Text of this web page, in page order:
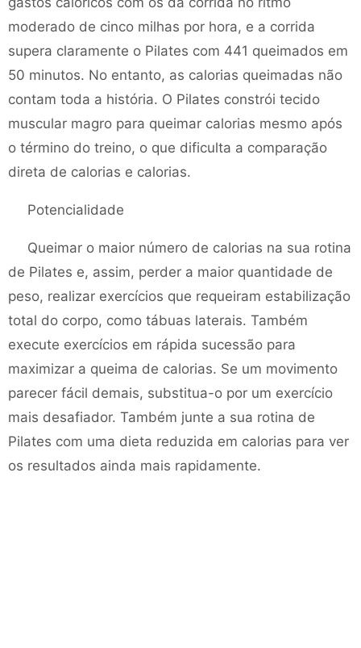
moderado de cinco milhas por hora, e a corrida
supera claramente o Pilates com 441 queimados em
50 minutos. No entanto, as calorias queimadas não
contam toda a história. O Pilates constrói tecido
muscular magro para queimar calorias mesmo após
o término do treino, o que dificulta a comparação
direta de calorias e calorias.
Potencialidade
Queimar o maior número de calorias na sua rotina
de Pilates e, assim, perder a maior quantidade de
peso, realizar exercícios que requeiram estabilização
total do corpo, como tábuas laterais. Também
execute exercícios em rápida sucessão para
maximizar a queima de calorias. Se um movimento
parecer fácil demais, substitua-o por um exercício
mais desafiador. Também junte a sua rotina de
Pilates com uma dieta reduzida em calorias para ver
os resultados ainda mais rapidamente.